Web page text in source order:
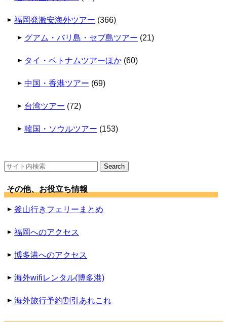
福岡発激安海外ツアー (366)
グアム・バリ島・セブ島ツアー (21)
タイ・ベトナムツアーほか (60)
中国・香港ツアー (69)
台湾ツアー (72)
韓国・ソウルツアー (153)
検
その他、お役立ち情報
釜山行きフェリーまとめ
福岡へのアクセス
博多港へのアクセス
海外wifiレンタル(博多港)
海外旅行予約割引あれこれ